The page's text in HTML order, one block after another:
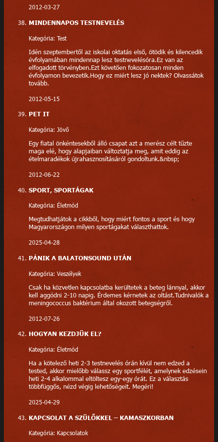
2012-03-27
MINDENNAPOS TESTNEVELÉS
Kategória: Test
Idén szeptembertől az iskolai oktatás első, ötödik és kilencedik
évfolyamában mindennap lesz testnevelésóra.Ez van az
elfogadott törvényben.Ezt követően fokozatosan minden
évfolyamon bevezetik.Hogy ez miért lesz jó nektek? Olvassátok
tovább.
2012-05-15
PET IT
Kategória: Jövő
Egy fiatal önkéntesekből álló csapat azt a merész célt tűzte
maga elé, hogy alapjaiban változtatja meg, amit eddig az
ételmaradékok újrahasznosításáról gondoltunk.&nbsp;
2012-06-22
SPORT, SPORTÁGAK
Kategória: Életmód
Megtudhatjátok a cikkből, hogy miért fontos a sport és hogy
Magyarországon milyen sportágakat választhattok.
2025-04-28
PÁNIK A BALATONSOUND UTÁN
Kategória: Veszélyek
Csak ha közvetlen kapcsolatba kerültetek a beteg lánnyal, akkor
kell aggódni 2-10 napig. Érdemes kérnetek az oltást.Tudnivalók a
meningococcus baktérium által okozott betegségről.
2012-07-26
HOGYAN KEZDJÜK EL?
Kategória: Életmód
Ha a kötelező heti 2-3 testnevelés órán kívül nem edzed a
tested, akkor mielőbb válassz egy sportfélét, amelynek edzésein
heti 2-4 alkalommal eltöltesz egy-egy órát. Ez a választás
többfüggős, nézd végig lehetőségeit. Megéri!
2025-04-29
KAPCSOLAT A SZÜLŐKKEL – KAMASZKORBAN
Kategória: Kapcsolatok